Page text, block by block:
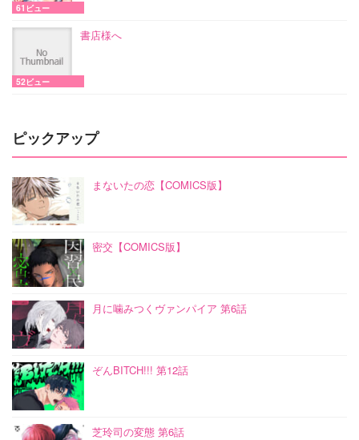
61ビュー
書店様へ
52ビュー
ピックアップ
まないたの恋【COMICS版】
密交【COMICS版】
月に噛みつくヴァンパイア 第6話
ぞんBITCH!!! 第12話
芝玲司の変態 第6話